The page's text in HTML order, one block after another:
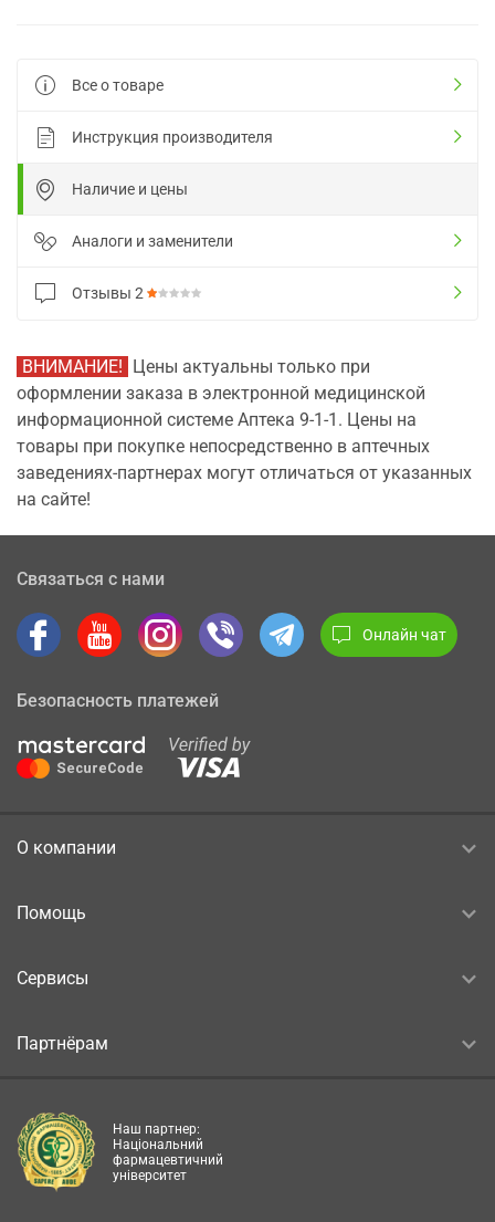
Все о товаре
Инструкция производителя
Наличие и цены
Аналоги и заменители
Отзывы 2
ВНИМАНИЕ! Цены актуальны только при
оформлении заказа в электронной медицинской
информационной системе Аптека 9-1-1. Цены на
товары при покупке непосредственно в аптечных
заведениях-партнерах могут отличаться от указанных
на сайте!
Связаться с нами
Онлайн чат
Безопасность платежей
О компании
Помощь
Сервисы
Партнёрам
Наш партнер:
Національний
фармацевтичний
університет